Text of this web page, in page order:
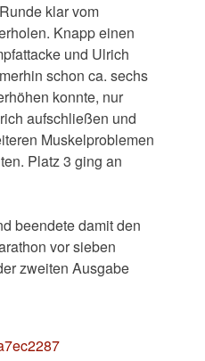
klar vom
Knapp einen
und Ulrich
schon ca. sechs
konnte, nur
aufschließen und
Muskelproblemen
Platz 3 ging an
beendete damit den
vor sieben
zweiten Ausgabe